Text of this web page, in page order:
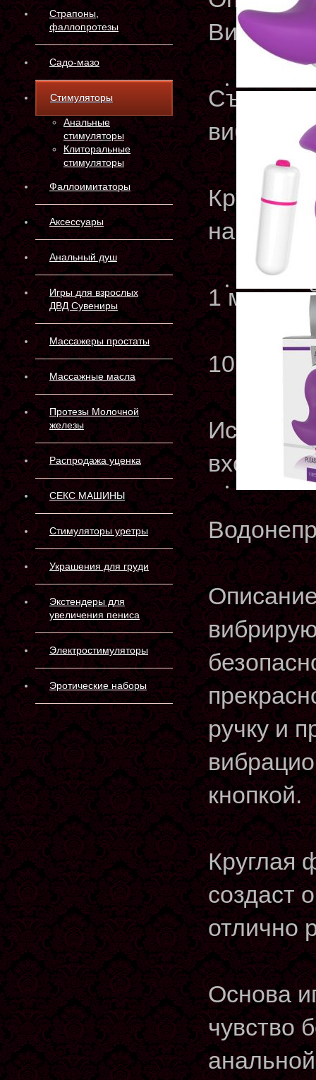
Страпоны,
фаллопротезы
Садо-мазо
Стимуляторы
Анальные
стимуляторы
Клиторальные
стимуляторы
Фаллоимитаторы
Аксессуары
Анальный душ
Игры для взрослых
ДВД Сувениры
Массажеры простаты
Массажные масла
Протезы Молочной
железы
Распродажа уценка
СЕКС МАШИНЫ
Стимуляторы уретры
Украшения для груди
Экстендеры для
увеличения пениса
Электростимуляторы
Эротические наборы
Съемная
Круглая
1
10
входят в
ручку и
кнопкой.
Круглая
создаст
отлично
Основа
чувство